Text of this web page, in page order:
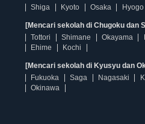
Shiga
Kyoto Osaka Hyogo
[Mencari sekolah di Chugoku dan
Tottori
Shimane Okayama
Ehime
Kochi
[Mencari sekolah di Kyusyu dan
Fukuoka
Saga Nagasaki
Okinawa